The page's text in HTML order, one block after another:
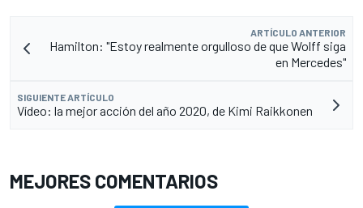
ARTÍCULO ANTERIOR
Hamilton: "Estoy realmente orgulloso de que Wolff siga
en Mercedes"
SIGUIENTE ARTÍCULO
Vídeo: la mejor acción del año 2020, de Kimi Raikkonen
MEJORES COMENTARIOS